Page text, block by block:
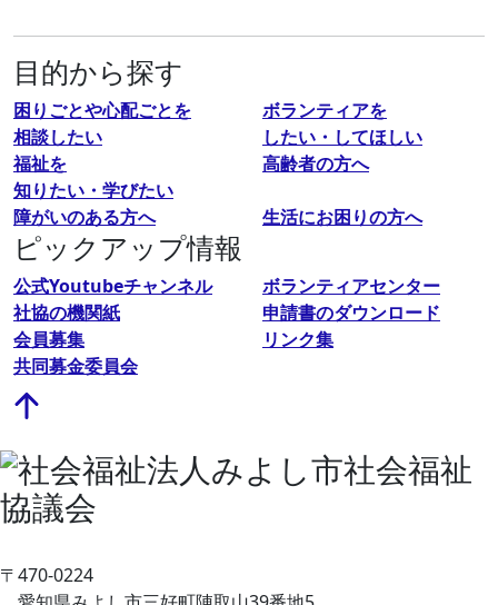
目的から探す
困りごとや心配ごとを
相談したい
ボランティアを
したい・してほしい
福祉を
知りたい・学びたい
高齢者の方へ
障がいのある方へ 生活にお困りの方へ
ピックアップ情報
公式Youtubeチャンネル
ボランティアセンター
社協の機関紙
申請書のダウンロード
会員募集
リンク集
共同募金委員会
〒470-0224